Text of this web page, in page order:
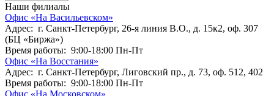
Наши филиалы
Офис «На Васильевском»
Адрес: г. Санкт-Петербург, 26-я линия В.О., д. 15к2, оф. 307
(БЦ «Биржа»)
Время работы: 9:00-18:00 Пн-Пт
Офис «На Восстания»
Адрес: г. Санкт-Петербург, Лиговский пр., д. 73, оф. 512, 402
Время работы: 9:00-18:00 Пн-Пт
Офис «На Московском»